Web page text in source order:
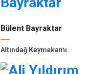
Bülent Bayraktar
Altındağ Kaymakamı